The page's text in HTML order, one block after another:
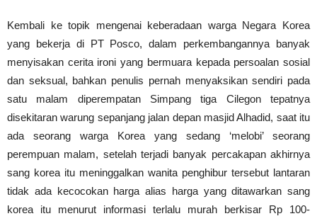
Kembali ke topik mengenai keberadaan warga Negara Korea
yang bekerja di PT Posco, dalam perkembangannya banyak
menyisakan cerita ironi yang bermuara kepada persoalan sosial
dan seksual, bahkan penulis pernah menyaksikan sendiri pada
satu malam diperempatan Simpang tiga Cilegon tepatnya
disekitaran warung sepanjang jalan depan masjid Alhadid, saat itu
ada seorang warga Korea yang sedang ‘melobi’ seorang
perempuan malam, setelah terjadi banyak percakapan akhirnya
sang korea itu meninggalkan wanita penghibur tersebut lantaran
tidak ada kecocokan harga alias harga yang ditawarkan sang
korea itu menurut informasi terlalu murah berkisar Rp 100-